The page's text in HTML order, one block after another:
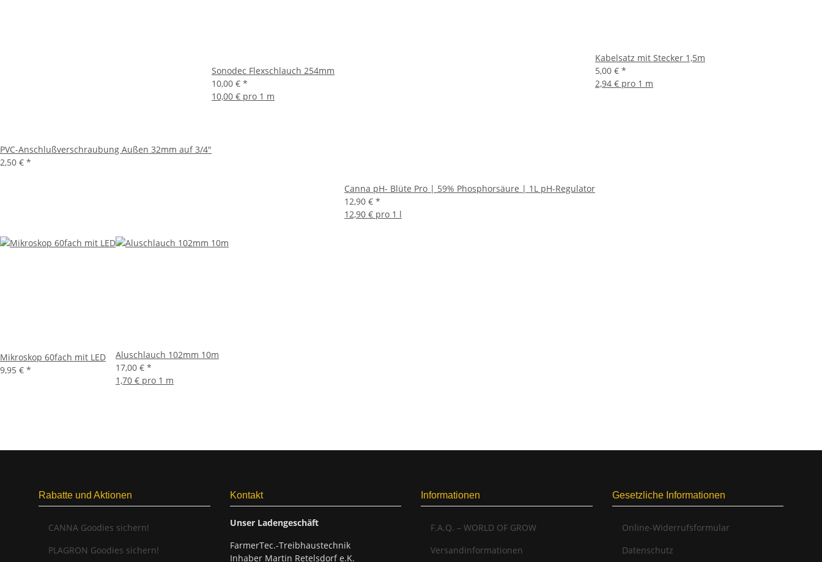
PVC-Anschlußverschraubung Außen 32mm auf 3/4"
2,50 € *
Sonodec Flexschlauch 254mm
10,00 € *
10,00 € pro 1 m
Canna pH- Blüte Pro | 59% Phosphorsäure | 1L pH-Regulator
12,90 € *
12,90 € pro 1 l
Kabelsatz mit Stecker 1,5m
5,00 € *
2,94 € pro 1 m
Mikroskop 60fach mit LED
9,95 € *
Aluschlauch 102mm 10m
17,00 € *
1,70 € pro 1 m
Rabatte und Aktionen
CANNA Goodies sichern!
PLAGRON Goodies sichern!
Kontakt
Unser Ladengeschäft
FarmerTec.-Treibhaustechnik
Inhaber Martin Retelsdorf e.K.
Informationen
F.A.Q. – WORLD OF GROW
Versandinformationen
Gesetzliche Informationen
Online-Widerrufsformular
Datenschutz